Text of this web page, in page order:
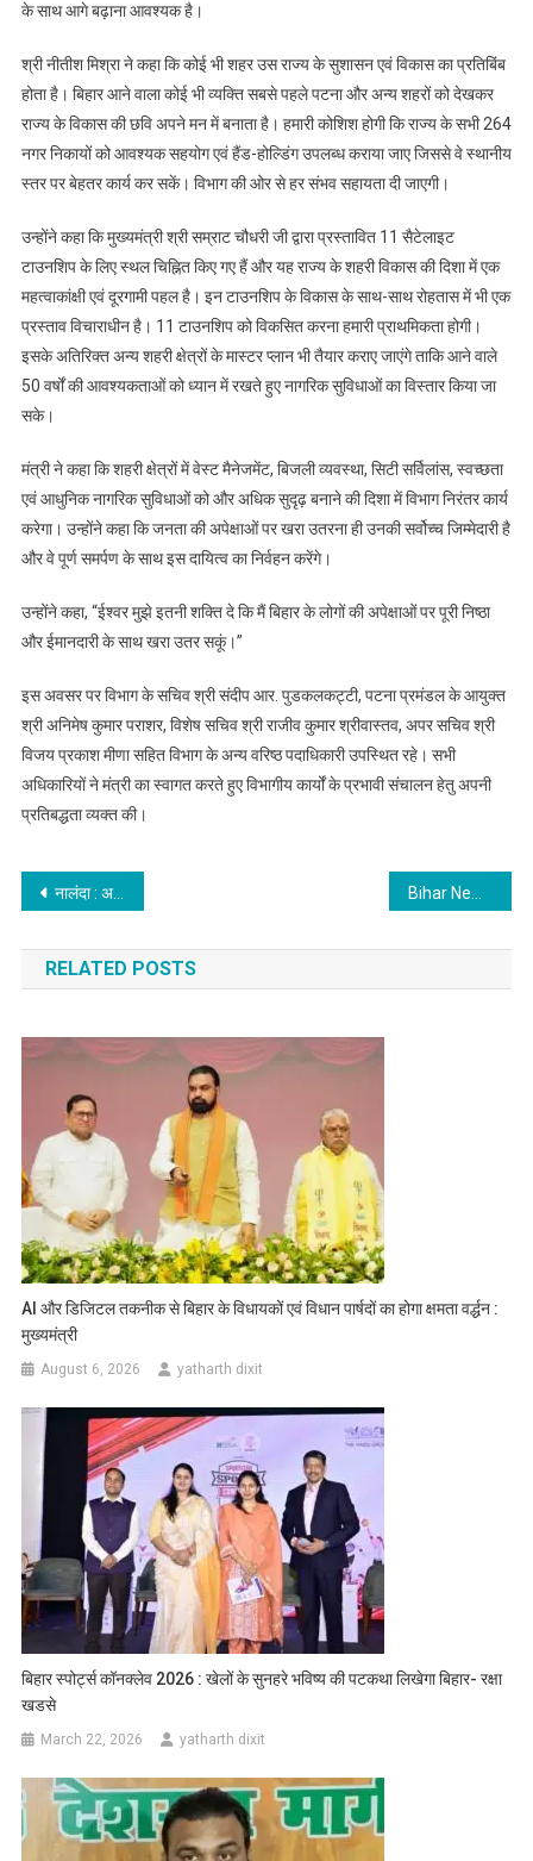
के साथ आगे बढ़ाना आवश्यक है।
श्री नीतीश मिश्रा ने कहा कि कोई भी शहर उस राज्य के सुशासन एवं विकास का प्रतिबिंब
होता है। बिहार आने वाला कोई भी व्यक्ति सबसे पहले पटना और अन्य शहरों को देखकर
राज्य के विकास की छवि अपने मन में बनाता है। हमारी कोशिश होगी कि राज्य के सभी 264
नगर निकायों को आवश्यक सहयोग एवं हैंड-होल्डिंग उपलब्ध कराया जाए जिससे वे स्थानीय
स्तर पर बेहतर कार्य कर सकें। विभाग की ओर से हर संभव सहायता दी जाएगी।
उन्होंने कहा कि मुख्यमंत्री श्री सम्राट चौधरी जी द्वारा प्रस्तावित 11 सैटेलाइट
टाउनशिप के लिए स्थल चिह्नित किए गए हैं और यह राज्य के शहरी विकास की दिशा में एक
महत्वाकांक्षी एवं दूरगामी पहल है। इन टाउनशिप के विकास के साथ-साथ रोहतास में भी एक
प्रस्ताव विचाराधीन है। 11 टाउनशिप को विकसित करना हमारी प्राथमिकता होगी।
इसके अतिरिक्त अन्य शहरी क्षेत्रों के मास्टर प्लान भी तैयार कराए जाएंगे ताकि आने वाले
50 वर्षों की आवश्यकताओं को ध्यान में रखते हुए नागरिक सुविधाओं का विस्तार किया जा
सके।
मंत्री ने कहा कि शहरी क्षेत्रों में वेस्ट मैनेजमेंट, बिजली व्यवस्था, सिटी सर्विलांस, स्वच्छता
एवं आधुनिक नागरिक सुविधाओं को और अधिक सुदृढ़ बनाने की दिशा में विभाग निरंतर कार्य
करेगा। उन्होंने कहा कि जनता की अपेक्षाओं पर खरा उतरना ही उनकी सर्वोच्च जिम्मेदारी है
और वे पूर्ण समर्पण के साथ इस दायित्व का निर्वहन करेंगे।
उन्होंने कहा, “ईश्वर मुझे इतनी शक्ति दे कि मैं बिहार के लोगों की अपेक्षाओं पर पूरी निष्ठा
और ईमानदारी के साथ खरा उतर सकूं।”
इस अवसर पर विभाग के सचिव श्री संदीप आर. पुडकलकट्टी, पटना प्रमंडल के आयुक्त
श्री अनिमेष कुमार पराशर, विशेष सचिव श्री राजीव कुमार श्रीवास्तव, अपर सचिव श्री
विजय प्रकाश मीणा सहित विभाग के अन्य वरिष्ठ पदाधिकारी उपस्थित रहे। सभी
अधिकारियों ने मंत्री का स्वागत करते हुए विभागीय कार्यों के प्रभावी संचालन हेतु अपनी
प्रतिबद्धता व्यक्त की।
Post
navigation
नालंदा : अब आर्टिफिशियल इंटेलिजेंस से बचना मुश्किल, नालंदा समेत राज्यभर में लागू होगा स्मार्ट ट्रैफिक सिस्टम Bihar News : नवनियुक्त मंत्रियों ने अपने-अपने विभाग का ग्रहण किया पदभार, पढ़िये…
RELATED POSTS
AI और डिजिटल तकनीक से बिहार के विधायकों एवं विधान पार्षदों का होगा क्षमता वर्द्धन :
मुख्यमंत्री
August 6, 2026 yatharth dixit
बिहार स्पोर्ट्स कॉनक्लेव 2026 : खेलों के सुनहरे भविष्य की पटकथा लिखेगा बिहार- रक्षा
खडसे
March 22, 2026 yatharth dixit